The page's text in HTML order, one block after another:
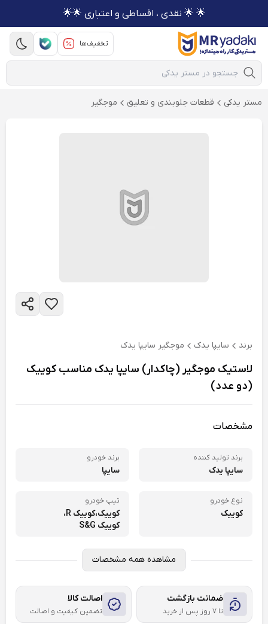
🌟 🌟 نقدی ، اقساطی و اعتباری 🌟🌟
تخفیف‌ها
Mobile Search
مستر یدکی قطعات جلوبندی و تعلیق موجگیر
برند سایپا یدک موجگیر سایپا یدک
لاستیک موجگیر (چاکدار) سایپا یدک مناسب کوییک
(دو عدد)
مشخصات
برند تولید کننده
سایپا یدک
برند خودرو
سایپا
نوع خودرو
کوییک
تیپ خودرو
کوییک،کوییک R،
کوییک S&G
مشاهده همه مشخصات
ضمانت بازگشت
تا ۷ روز پس از خرید
اصالت کالا
تضمین کیفیت و اصالت